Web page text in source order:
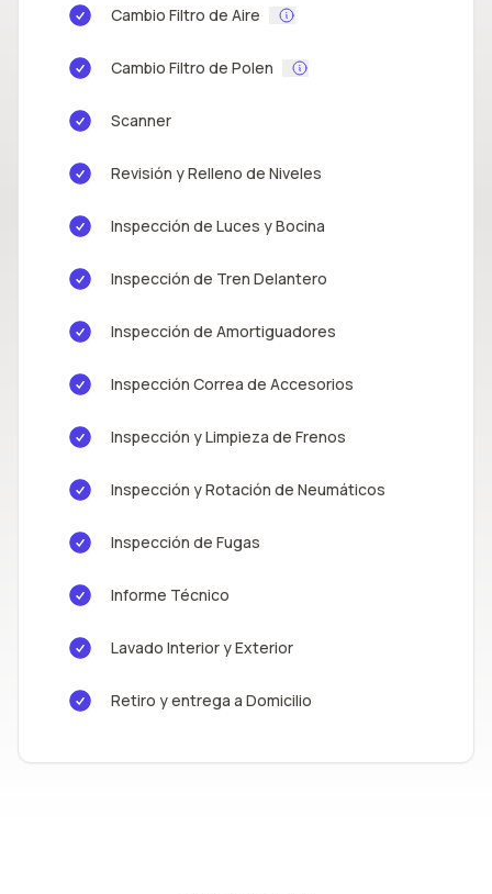
Cambio Filtro de Aire
Cambio Filtro de Polen
Scanner
Revisión y Relleno de Niveles
Inspección de Luces y Bocina
Inspección de Tren Delantero
Inspección de Amortiguadores
Inspección Correa de Accesorios
Inspección y Limpieza de Frenos
Inspección y Rotación de Neumáticos
Inspección de Fugas
Informe Técnico
Lavado Interior y Exterior
Retiro y entrega a Domicilio